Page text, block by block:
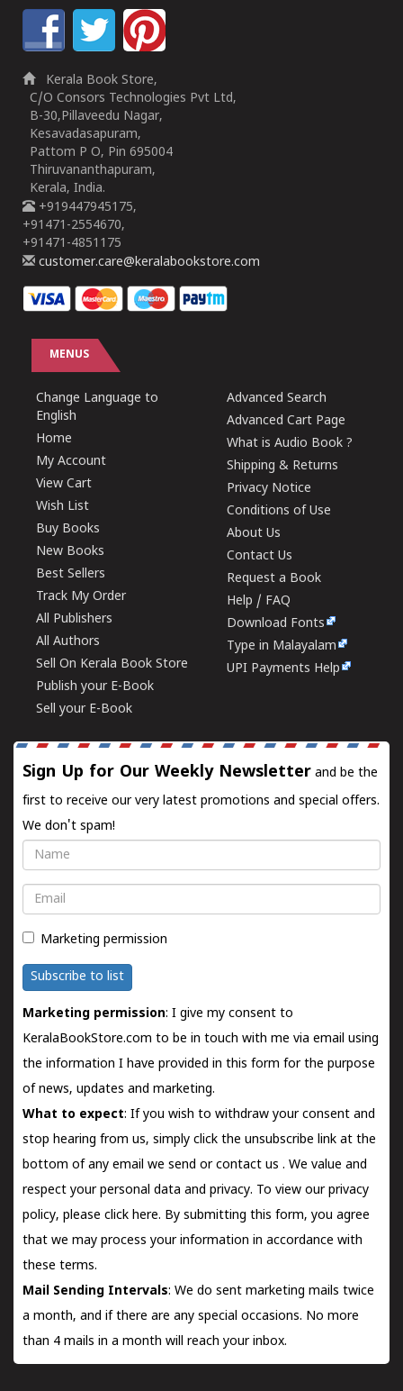
Kerala Book Store,
C/O Consors Technologies Pvt Ltd,
B-30,Pillaveedu Nagar,
Kesavadasapuram,
Pattom P O, Pin 695004
Thiruvananthapuram,
Kerala, India.
+919447945175,
+91471-2554670,
+91471-4851175
customer.care@keralabookstore.com
MENUS
Change Language to
English
Home
My Account
View Cart
Wish List
Buy Books
New Books
Best Sellers
Track My Order
All Publishers
All Authors
Sell On Kerala Book Store
Publish your E-Book
Sell your E-Book
Advanced Search
Advanced Cart Page
What is Audio Book ?
Shipping & Returns
Privacy Notice
Conditions of Use
About Us
Contact Us
Request a Book
Help / FAQ
Download Fonts
Type in Malayalam
UPI Payments Help
Sign Up for Our Weekly Newsletter and be the
first to receive our very latest promotions and special offers.
We don't spam!
Name
Email
Marketing permission
Subscribe to list
Marketing permission: I give my consent to
KeralaBookStore.com to be in touch with me via email using
the information I have provided in this form for the purpose
of news, updates and marketing.
What to expect: If you wish to withdraw your consent and
stop hearing from us, simply click the unsubscribe link at the
bottom of any email we send orcontact us . We value and
respect your personal data and privacy. To view our privacy
policy, please click here. By submitting this form, you agree
that we may process your information in accordance with
these terms.
Mail Sending Intervals: We do sent marketing mails twice
a month, and if there are any special occasions. No more
than 4 mails in a month will reach your inbox.